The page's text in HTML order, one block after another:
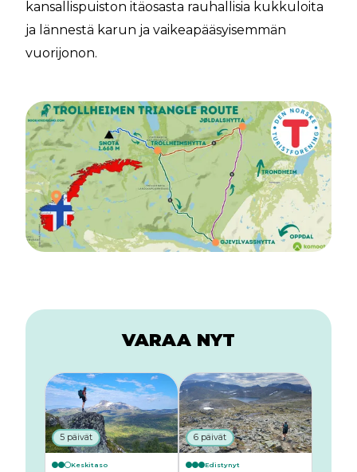
kansallispuiston itäosasta rauhallisia kukkuloita
ja lännestä karun ja vaikeapääsyisemmän
vuorijonon.
VARAA NYT
5 päivät
Keskitaso
6 päivät
Edistynyt